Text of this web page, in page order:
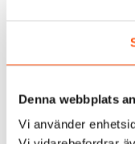
Denna webbplats
Vi använder